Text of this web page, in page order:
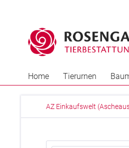
Home Tierurnen
AZ Einkaufswelt